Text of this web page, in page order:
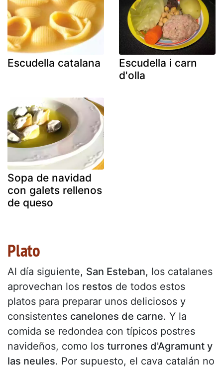
Escudella catalana
Escudella i carn
d'olla
Sopa de navidad
con galets rellenos
de queso
Plato
Al día siguiente, San Esteban, los catalanes
aprovechan los restos de todos estos
platos para preparar unos deliciosos y
consistentes canelones de carne. Y la
comida se redondea con típicos postres
navideños, como los turrones d'Agramunt y
las neules. Por supuesto, el cava catalán no